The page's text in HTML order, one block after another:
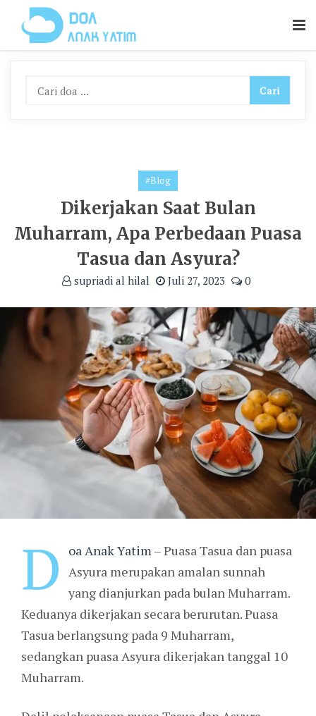
Content
#Blog
Dikerjakan Saat Bulan
Muharram, Apa Perbedaan Puasa
Tasua dan Asyura?
supriadi al hilal Juli 27, 2023 0
D oa Anak Yatim– Puasa Tasua dan puasa
Asyura merupakan amalan sunnah
yang dianjurkan pada bulan Muharram.
Keduanya dikerjakan secara berurutan. Puasa
Tasua berlangsung pada 9 Muharram,
sedangkan puasa Asyura dikerjakan tanggal 10
Muharram.